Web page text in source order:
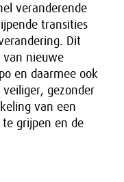
veranderende
transities
Dit
van nieuwe
en daarmee ook
gezonder
van een
grijpen en de